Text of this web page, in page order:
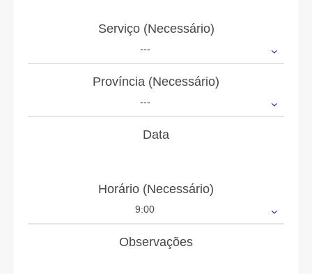
Serviço (Necessário)
---
Província (Necessário)
---
Data
Horário (Necessário)
9:00
Observações